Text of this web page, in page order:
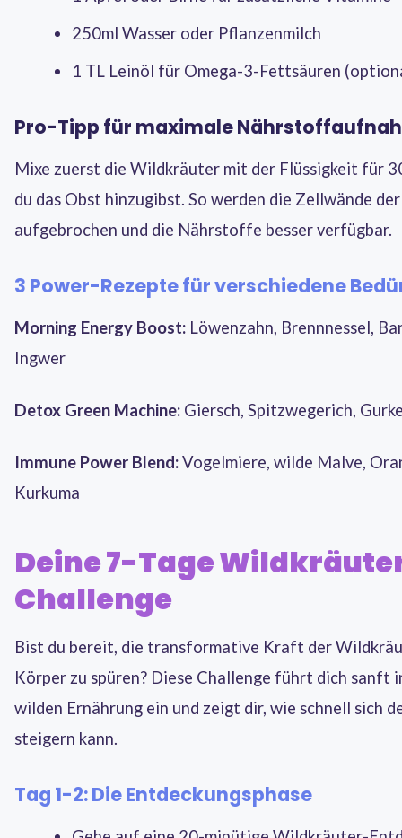
250ml Wasser oder Pflanzenmilch
1 TL Leinöl für Omega-3-Fettsäuren
Pro-Tipp für maximale
Mixe zuerst die Wildkräuter mit der Flüssigkeit für
du das Obst hinzugibst. So werden die Zellwände
aufgebrochen und die Nährstoffe besser verfügbar.
3 Power-Rezepte für verschiedene
Morning Energy Boost: Löwenzahn, Brennnessel,
Ingwer
Detox Green Machine: Giersch, Spitzwegerich,
Immune Power Blend:Vogelmiere, wilde Malve,
Kurkuma
Deine 7-Tage
Challenge
Bist du bereit, die transformative Kraft der
Körper zu spüren? Diese Challenge führt dich sanft
wilden Ernährung ein und zeigt dir, wie schnell sich
steigern kann.
Tag 1-2: Die Entdeckungsphase